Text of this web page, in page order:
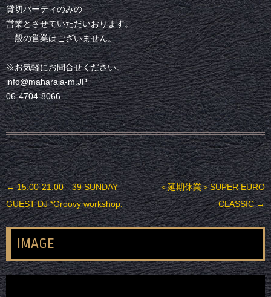
貸切パーティのみの
営業とさせていただいおります。
一般の営業はございません。
※お気軽にお問合せください。
info@maharaja-m.JP
06-4704-8066
投稿ナビゲーション
←15:00-21:00 39 SUNDAY
GUEST DJ *Groovy workshop.
＜延期休業＞SUPER EURO
CLASSIC→
IMAGE